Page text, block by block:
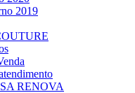
2019
RENOVA